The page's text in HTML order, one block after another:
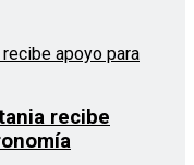
recibe